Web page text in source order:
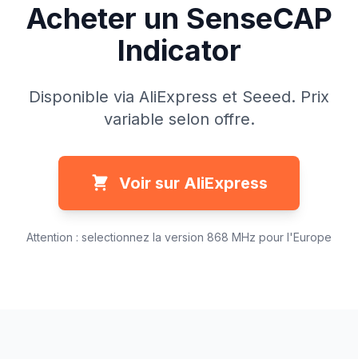
Acheter un SenseCAP
Indicator
Disponible via AliExpress et Seeed. Prix
variable selon offre.
Voir sur AliExpress
Attention : selectionnez la version 868 MHz pour l'Europe